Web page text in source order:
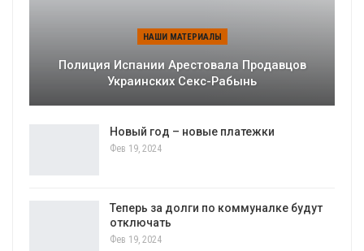
НАШИ МАТЕРИАЛЫ
Полиция Испании Арестовала Продавцов
Украинских Секс-Рабынь
Новый год – новые платежки
Фев 19, 2024
Теперь за долги по коммуналке будут
отключать
Фев 19, 2024